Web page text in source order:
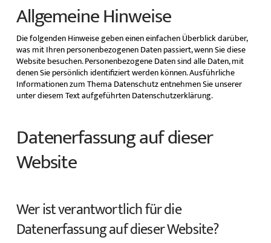
Allgemeine Hinweise
Die folgenden Hinweise geben einen einfachen Überblick darüber,
was mit Ihren personenbezogenen Daten passiert, wenn Sie diese
Website besuchen. Personenbezogene Daten sind alle Daten, mit
denen Sie persönlich identifiziert werden können. Ausführliche
Informationen zum Thema Datenschutz entnehmen Sie unserer
unter diesem Text aufgeführten Datenschutzerklärung.
Datenerfassung auf dieser
Website
Wer ist verantwortlich für die
Datenerfassung auf dieser Website?